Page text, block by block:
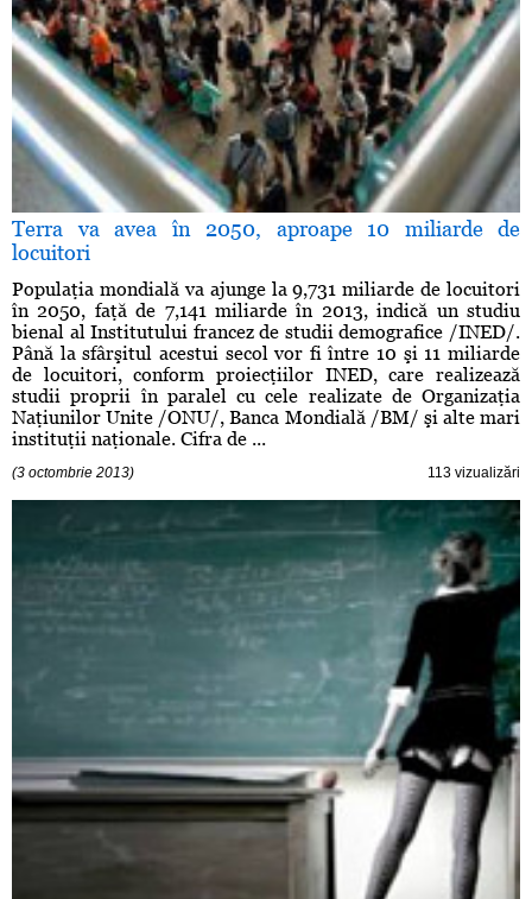
Terra va avea în 2050, aproape 10 miliarde de
locuitori
Populaţia mondială va ajunge la 9,731 miliarde de locuitori
în 2050, faţă de 7,141 miliarde în 2013, indică un studiu
bienal al Institutului francez de studii demografice /INED/.
Până la sfârşitul acestui secol vor fi între 10 şi 11 miliarde
de locuitori, conform proiecţiilor INED, care realizează
studii proprii în paralel cu cele realizate de Organizaţia
Naţiunilor Unite /ONU/, Banca Mondială /BM/ şi alte mari
instituţii naţionale. Cifra de ...
(3 octombrie 2013) 113 vizualizări